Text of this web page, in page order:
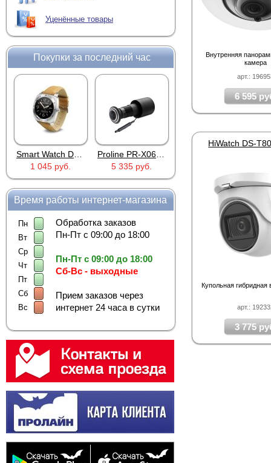
Уценённые товары
Покупки за последний час
1 045 руб.
5 335 руб.
Время работы интернет-магазина
Пн
Вт
Ср
Чт
Пт
Сб
Вс
Обработка заказов
Пн-Пт с 09:00 до 18:00
Пн-Пт с 09:00 до 18:00
Сб-Вс - выходные
Прием заказов через
интернет 24 часа в сутки
арт.:
Внутренняя
камера
6 595
арт.:
Купольная гибридная
3 775